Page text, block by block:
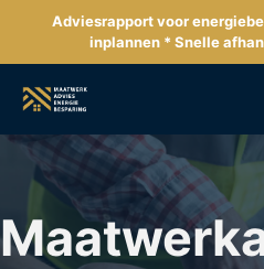
de
inhoud
Adviesrapport voor
inplannen * Snelle